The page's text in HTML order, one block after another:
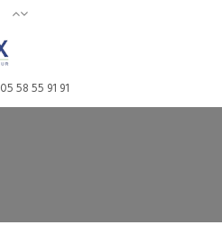
05 58 55 91 91